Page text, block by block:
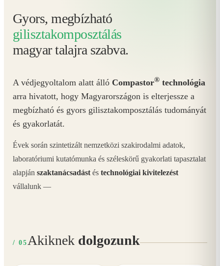
Gyors, megbízható
gilisztakomposztálás
magyar talajra szabva.
A védjegyoltalom alatt álló Compastor® technológia
arra hivatott, hogy Magyarországon is elterjessze a
megbízható és gyors gilisztakomposztálás tudományát
és gyakorlatát.
Évek során szintetizált nemzetközi szakirodalmi adatok,
laboratóriumi kutatómunka és széleskörű gyakorlati tapasztalat
alapján szaktanácsadást és technológiai kivitelezést
vállalunk —
/ 05 Akiknek dolgozunk